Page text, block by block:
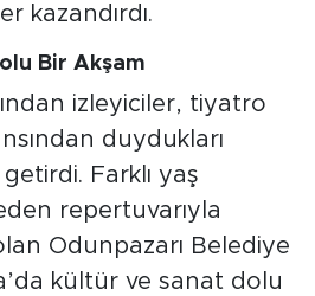
kazandırdı.
Bir Akşam
izleyiciler, tiyatro
duydukları
Farklı yaş
repertuvarıyla
Odunpazarı Belediye
kültür ve sanat dolu